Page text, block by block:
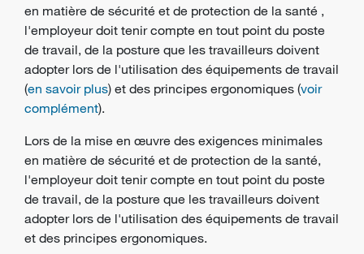
en matière de sécurité et de protection de la santé ,
l'employeur doit tenir compte en tout point du poste
de travail, de la posture que les travailleurs doivent
adopter lors de l'utilisation des équipements de travail
(en savoir plus) et des principes ergonomiques (voir
complément).
Lors de la mise en œuvre des exigences minimales
en matière de sécurité et de protection de la santé,
l'employeur doit tenir compte en tout point du poste
de travail, de la posture que les travailleurs doivent
adopter lors de l'utilisation des équipements de travail
et des principes ergonomiques.